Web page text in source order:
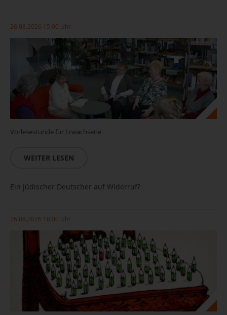
26.08.2026 15:00 Uhr
Vorlesestunde für Erwachsene
WEITER LESEN
Ein jüdischer Deutscher auf Widerruf?
26.08.2026 18:00 Uhr